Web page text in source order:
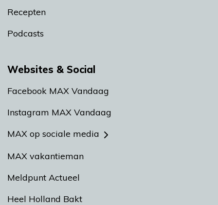
Recepten
Podcasts
Websites & Social
Facebook MAX Vandaag
Instagram MAX Vandaag
MAX op sociale media
MAX vakantieman
Meldpunt Actueel
Heel Holland Bakt